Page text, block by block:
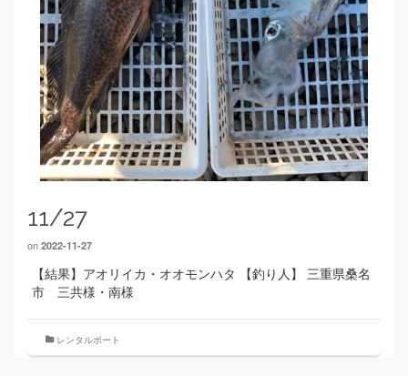
11/27
on 2022-11-27
【結果】アオリイカ・オオモンハタ 【釣り人】 三重県桑名
市 三共様・南様
レンタルボート